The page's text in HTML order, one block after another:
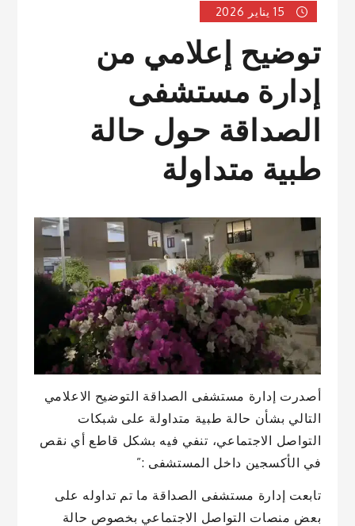
15 يناير 2026
توضيح إعلامي من
إدارة مستشفى
الصداقة حول حالة
طبية متداولة
أصدرت إدارة مستشفى الصداقة التوضيح الاعلامي
التالي بشأن حالة طبية متداولة على شبكات
التواصل الاجتماعي، تنفي فيه بشكل قاطع أي نقص
في الأكسجين داخل المستشفى :”
تابعت إدارة مستشفى الصداقة ما تم تداوله على
بعض منصات التواصل الاجتماعي بخصوص حالة